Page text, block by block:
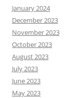
January 2024
December 2023
November 2023
October 2023
August 2023
July 2023
June 2023
May 2023